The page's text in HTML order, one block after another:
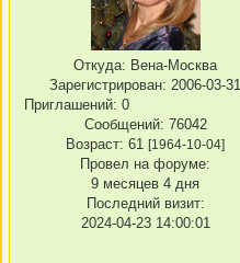
Откуда: Вена-Москва
Зарегистрирован: 2006-03-31
Приглашений: 0
Сообщений: 76042
Возраст: 61 [1964-10-04]
Провел на форуме:
9 месяцев 4 дня
Последний визит:
2024-04-23 14:00:01